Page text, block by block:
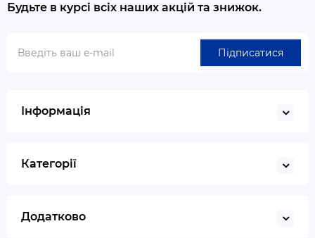
Будьте в курсі всіх наших акцій та знижок.
Підписатися
Інформація
Категорії
Додатково